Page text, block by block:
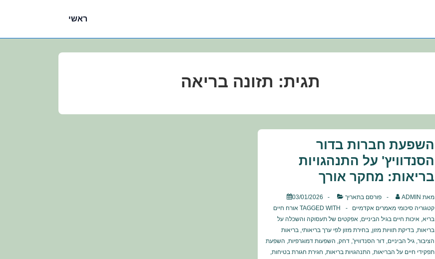
ראשי
תגית: תזונה בריאה
השפעת חברות בדור
הסנדוויץ' על התנהגויות
בריאות: מחקר אורך
מאת ADMIN פורסם בתאריך
03/01/2026
קטגוריה סיכומי מאמרים אקדמיים TAGGED WITH אורח חיים
בריא, איכות חיים בגיל הביניים, אפקטים של תעסוקה והשכלה על
בריאות, בדיקת תוויות מזון, בחירת מזון לפי ערך בריאותי, בריאות
הציבור, גיל הביניים, דור הסנדוויץ', דחק, השפעות דמוגרפיות, השפעת
תפקידי חיים על הבריאות, התנהגויות בריאות, חגירת חגורת בטיחות,